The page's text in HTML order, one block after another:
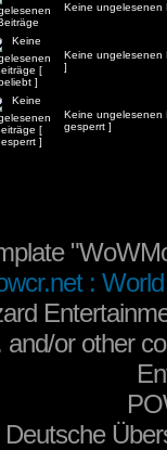
Keine ungelesenen
Keine ungelesenen
]
Keine ungelesenen
gesperrt ]
:
or other
Deutsche